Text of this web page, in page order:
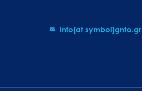
info[at symbol]gnto.gr